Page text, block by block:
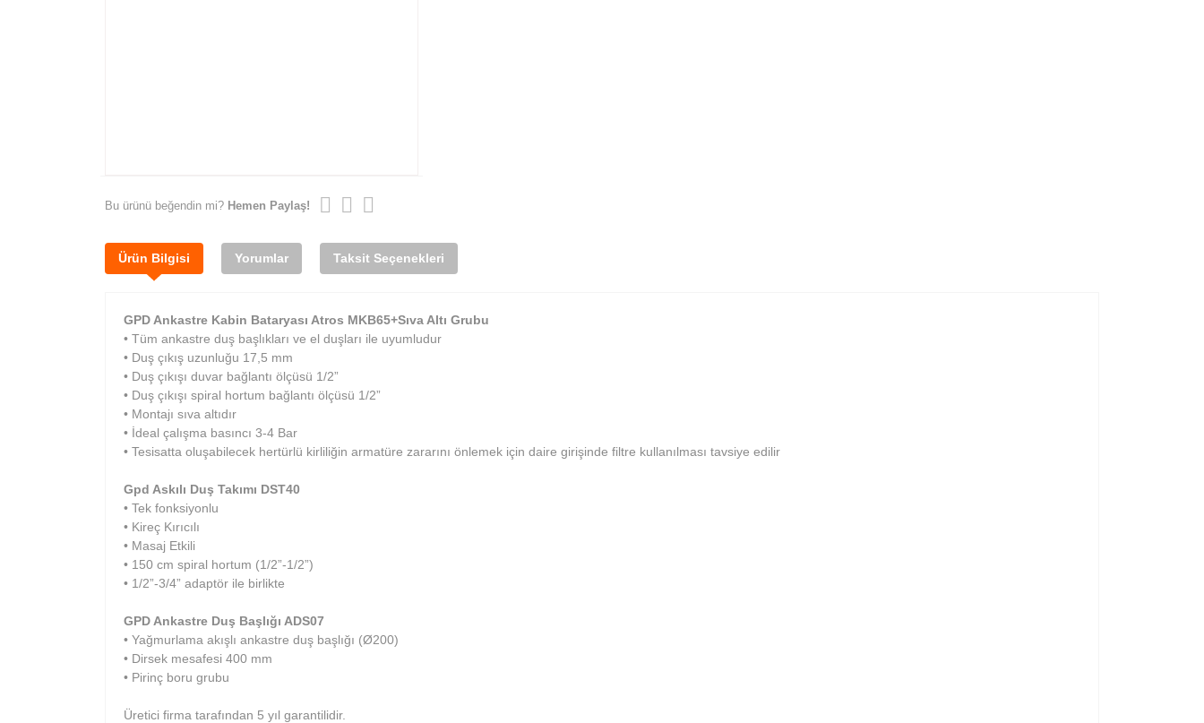
Bu ürünü beğendin mi? Hemen Paylaş!
Ürün Bilgisi Yorumlar Taksit Seçenekleri
GPD Ankastre Kabin Bataryası Atros MKB65+Sıva Altı Grubu
• Tüm ankastre duş başlıkları ve el duşları ile uyumludur
• Duş çıkış uzunluğu 17,5 mm
• Duş çıkışı duvar bağlantı ölçüsü 1/2”
• Duş çıkışı spiral hortum bağlantı ölçüsü 1/2”
• Montajı sıva altıdır
• İdeal çalışma basıncı 3-4 Bar
• Tesisatta oluşabilecek hertürlü kirliliğin armatüre zararını önlemek için daire girişinde filtre kullanılması tavsiye edilir
Gpd Askılı Duş Takımı DST40
• Tek fonksiyonlu
• Kireç Kırıcılı
• Masaj Etkili
• 150 cm spiral hortum (1/2”-1/2”)
• 1/2”-3/4” adaptör ile birlikte
GPD Ankastre Duş Başlığı ADS07
• Yağmurlama akışlı ankastre duş başlığı (Ø200)
• Dirsek mesafesi 400 mm
• Pirinç boru grubu
Üretici firma tarafından 5 yıl garantilidir.